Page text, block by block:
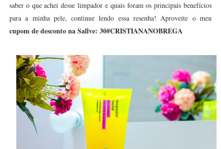
saber o que achei desse limpador e quais foram os principais benefícios
para a minha pele, continue lendo essa resenha! Aproveite o meu
cupom de desconto na Sallve: 30#CRISTIANANOBREGA